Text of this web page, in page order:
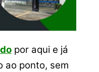
por aqui e já
ao ponto, sem